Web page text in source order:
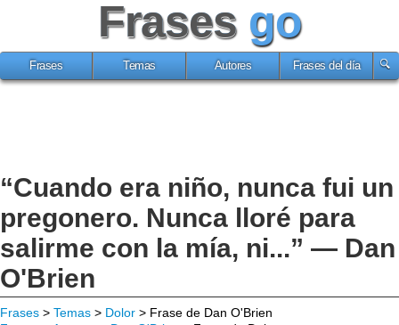
Frases go
Frases Temas Autores Frases del día
“Cuando era niño, nunca fui un
pregonero. Nunca lloré para
salirme con la mía, ni...” — Dan
O'Brien
Frases > Temas > Dolor > Frase de Dan O'Brien